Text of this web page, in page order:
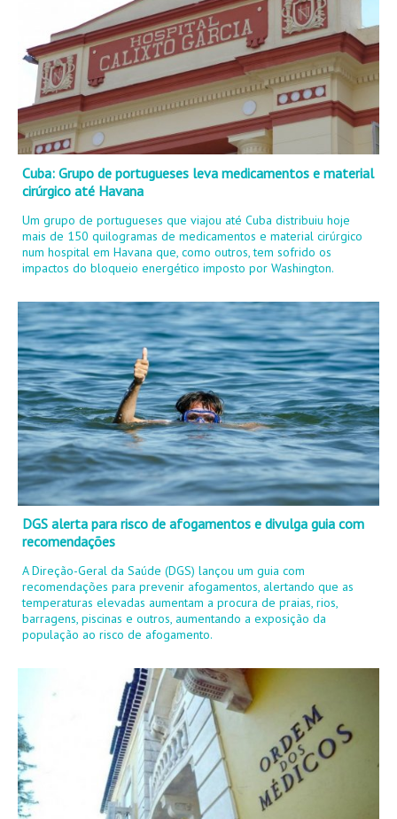
Cuba: Grupo de portugueses leva medicamentos e material
cirúrgico até Havana
Um grupo de portugueses que viajou até Cuba distribuiu hoje
mais de 150 quilogramas de medicamentos e material cirúrgico
num hospital em Havana que, como outros, tem sofrido os
impactos do bloqueio energético imposto por Washington.
DGS alerta para risco de afogamentos e divulga guia com
recomendações
A Direção-Geral da Saúde (DGS) lançou um guia com
recomendações para prevenir afogamentos, alertando que as
temperaturas elevadas aumentam a procura de praias, rios,
barragens, piscinas e outros, aumentando a exposição da
população ao risco de afogamento.